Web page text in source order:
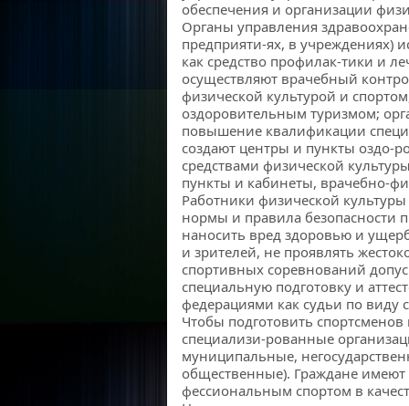
обеспечения и организации
Органы управления
предприяти-ях, в учреждениях)
как средство профилак-тики и
осуществляют врачебный
физической культурой и
оздоровительным туризмом;
повышение квалификации
создают центры и пункты оздо-
средствами физической
пункты и кабинеты, врачебно-
Работники физической
нормы и правила безопасности
наносить вред здоровью и
и зрителей, не проявлять
спортивных соревнований
специальную подготовку и
федерациями как судьи по виду
Чтобы подготовить спортсменов
специализи-рованные
муниципальные,
общественные). Граждане имеют
фессиональным спортом в